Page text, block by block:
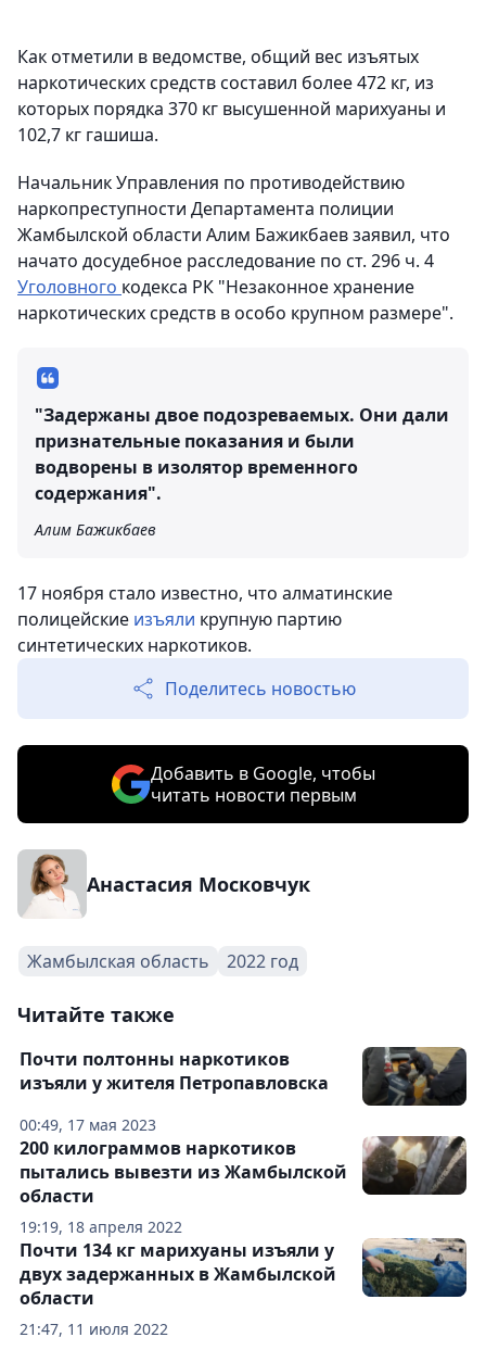
Как отметили в ведомстве, общий вес изъятых
наркотических средств составил более 472 кг, из
которых порядка 370 кг высушенной марихуаны и
102,7 кг гашиша.
Начальник Управления по противодействию
наркопреступности Департамента полиции
Жамбылской области Алим Бажикбаев заявил, что
начато досудебное расследование по ст. 296 ч. 4
Уголовного кодекса РК "Незаконное хранение
наркотических средств в особо крупном размере".
"Задержаны двое подозреваемых. Они дали
признательные показания и были
водворены в изолятор временного
содержания".
Алим Бажикбаев
17 ноября стало известно, что алматинские
полицейские изъяли крупную партию
синтетических наркотиков.
Поделитесь новостью
Добавить в Google, чтобы
читать новости первым
Анастасия Московчук
Жамбылская область 2022 год
Читайте также
00:49, 17 мая 2023
Почти полтонны наркотиков
изъяли у жителя Петропавловска
19:19, 18 апреля 2022
200 килограммов наркотиков
пытались вывезти из Жамбылской
области
21:47, 11 июля 2022
Почти 134 кг марихуаны изъяли у
двух задержанных в Жамбылской
области